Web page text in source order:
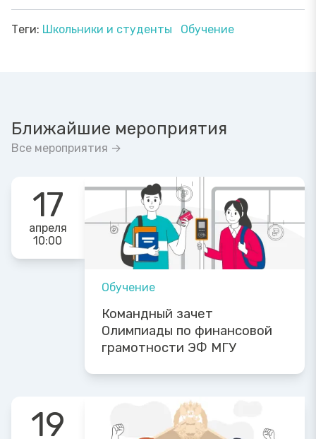
Теги: Школьники и студенты Обучение
Ближайшие мероприятия
Все мероприятия →
17
апреля
10:00
Обучение
Командный зачет
Олимпиады по финансовой
грамотности ЭФ МГУ
19